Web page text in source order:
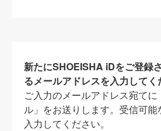
新たにSHOEISHA iDをご登録
るメールアドレスを入力してく
ご入力のメールアドレス宛て
ル」をお送りします。受信可
入力してください。